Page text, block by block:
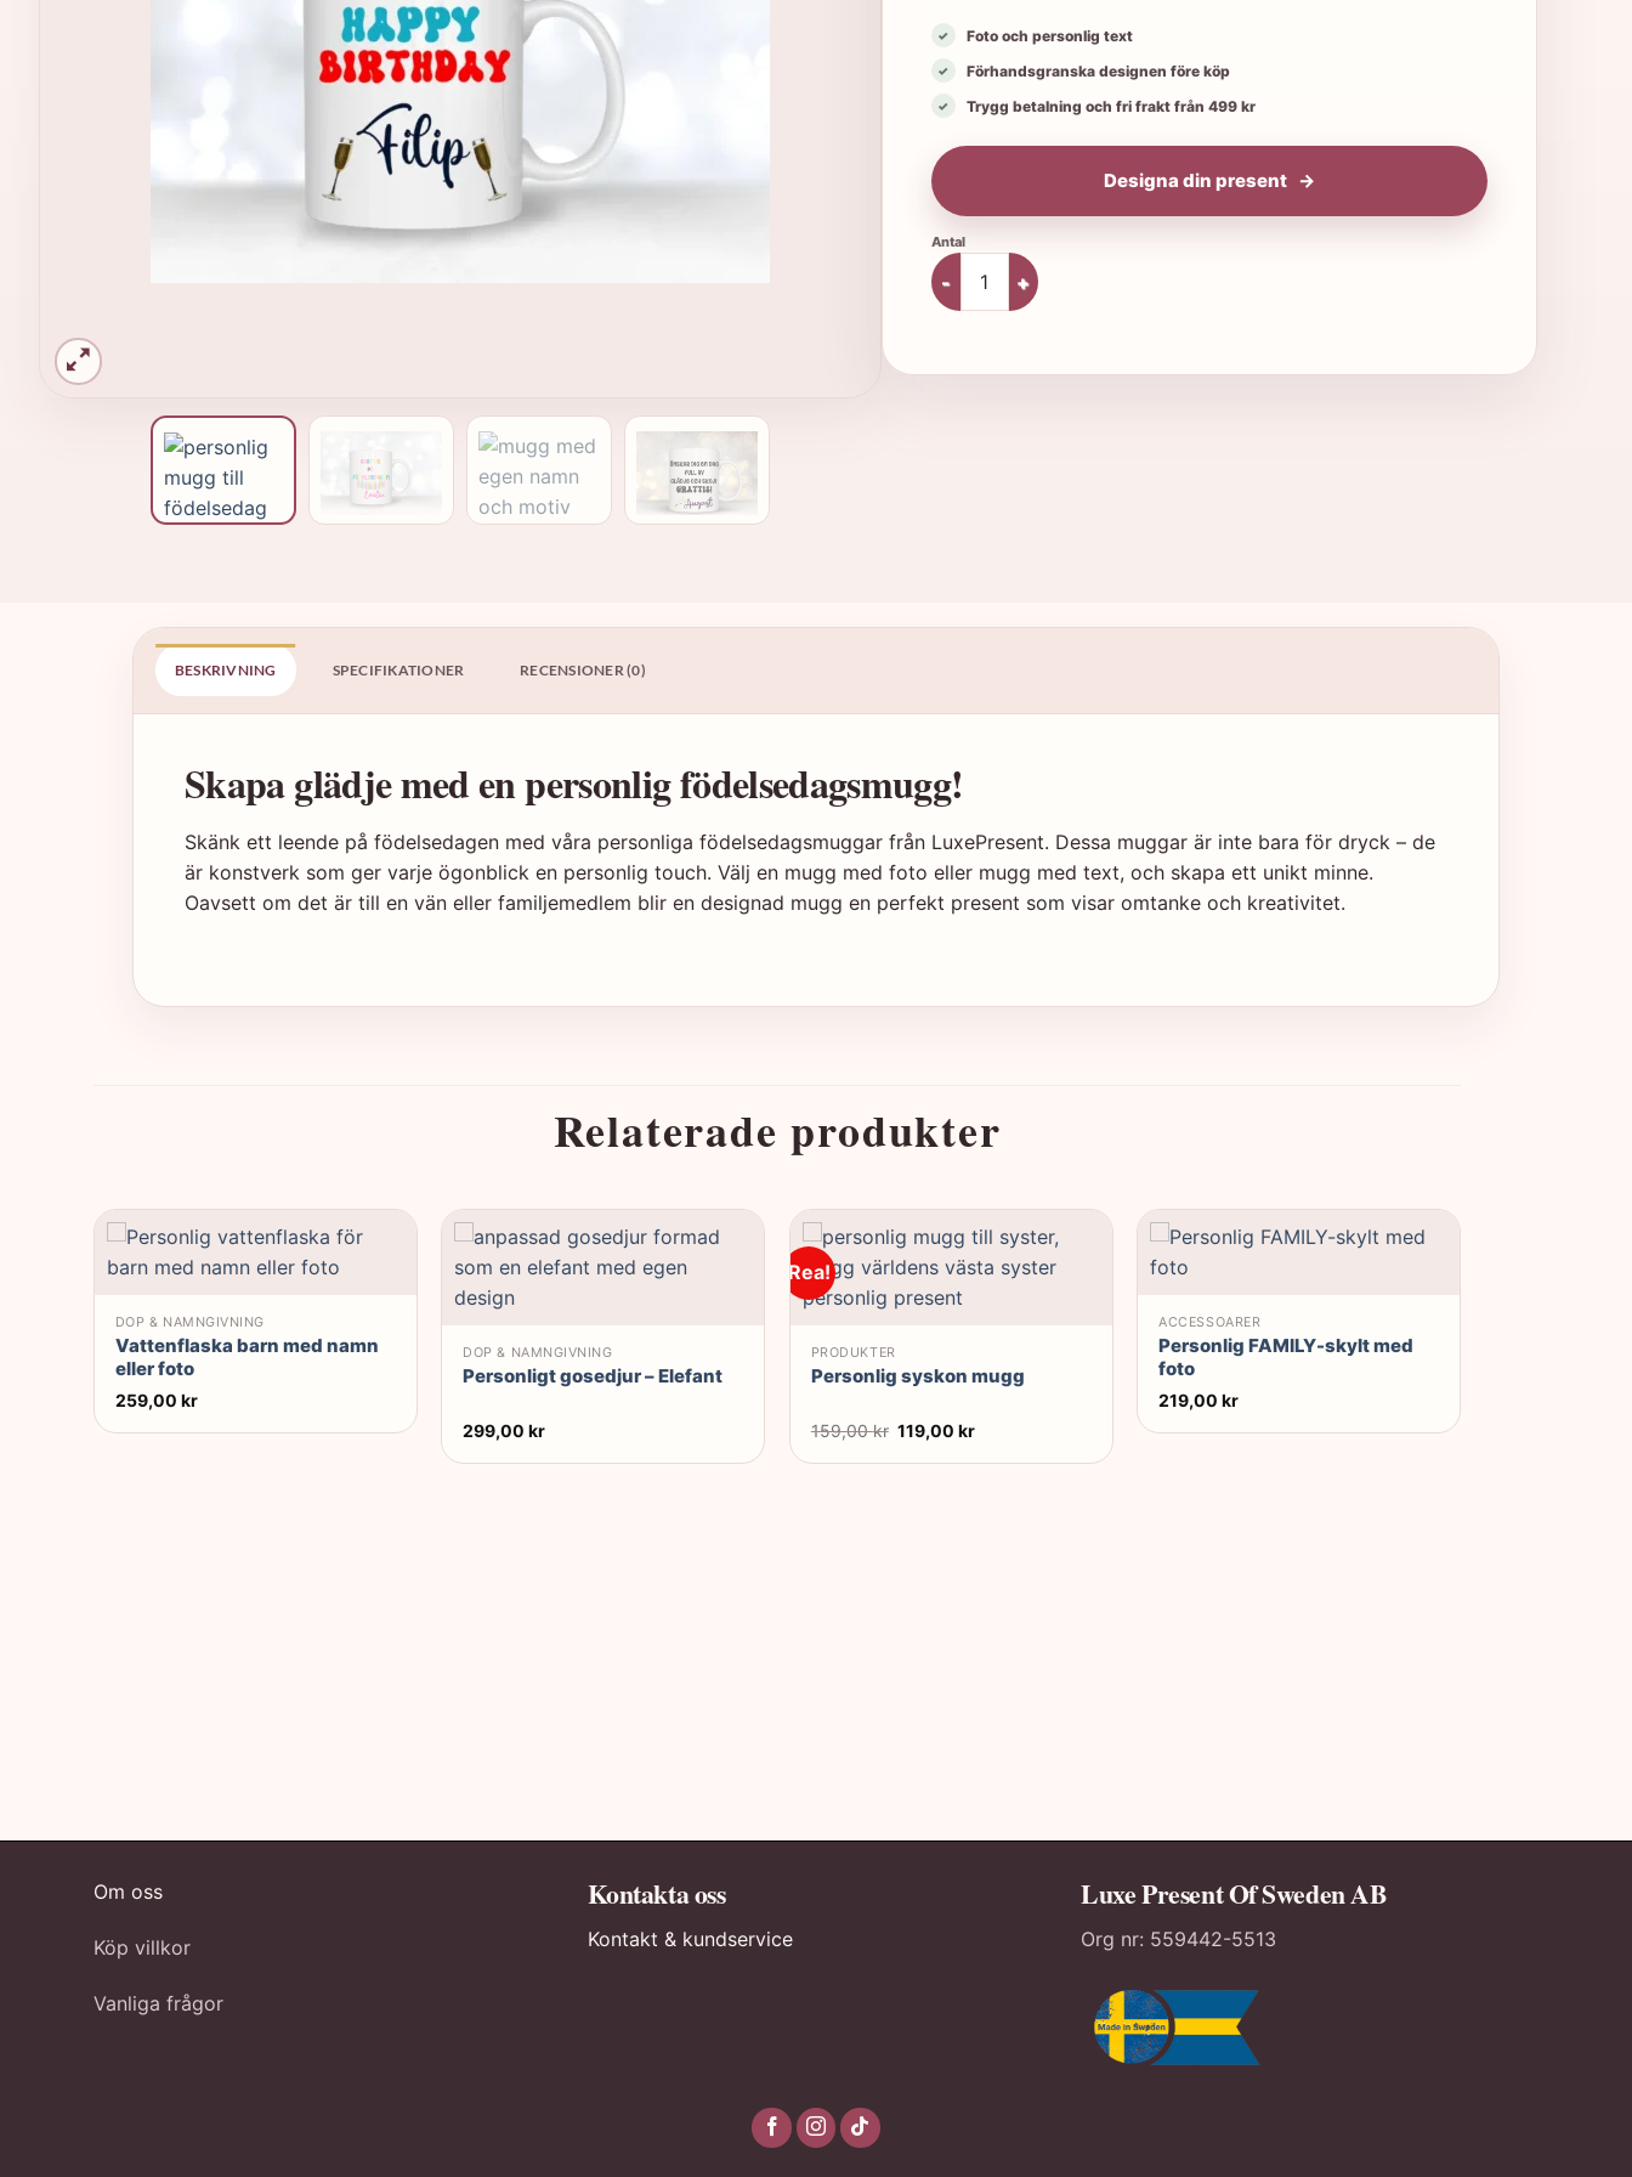
159,00 kr.
Foto och personlig text
Förhandsgranska designen före köp
Trygg betalning och fri frakt från 499 kr
Designa din present
Födelsedagsmugg mängd
BESKRIVNING SPECIFIKATIONER RECENSIONER (0)
Skapa glädje med en personlig födelsedagsmugg!
Skänk ett leende på födelsedagen med våra personliga födelsedagsmuggar från LuxePresent. Dessa muggar är inte bara för dryck – de
är konstverk som ger varje ögonblick en personlig touch. Välj en mugg med foto eller mugg med text, och skapa ett unikt minne.
Oavsett om det är till en vän eller familjemedlem blir en designad mugg en perfekt present som visar omtanke och kreativitet.
Relaterade produkter
DOP & NAMNGIVNING
Vattenflaska barn med namn
eller foto
259,00 kr
DOP & NAMNGIVNING
Personligt gosedjur – Elefant
299,00kr
Rea!
PRODUKTER
Personlig syskon mugg
159,00kr Det
ursprungliga
priset
119,00 krDet
priset
ACCESSOARER
Personlig FAMILY-skylt med
foto
219,00kr
Om oss
Köp villkor
Vanliga frågor
Kontakta oss
Kontakt & kundservice
Luxe Present Of Sweden AB
Org nr: 559442-5513